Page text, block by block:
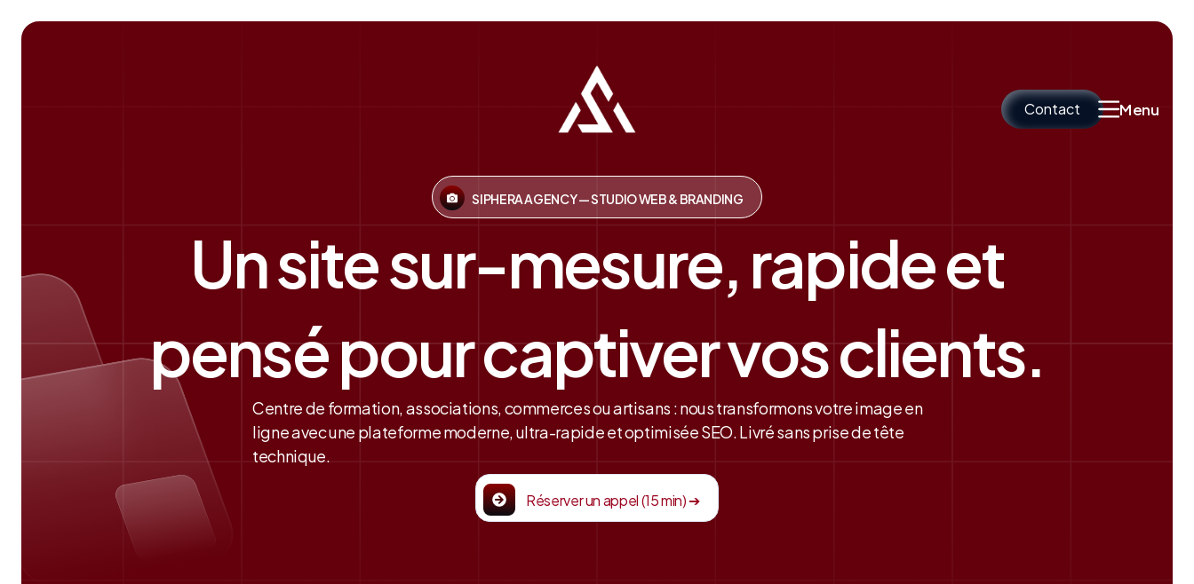
Contact Menu
SIPHERA AGENCY — STUDIO WEB & BRANDING
Un site sur-mesure, rapide et
pensé pour captiver vos clients.
Centre de formation, associations, commerces ou artisans : nous transformons votre image en
ligne avec une plateforme moderne, ultra-rapide et optimisée SEO. Livré sans prise de tête
technique.
Réserver un appel (15 min) ➔